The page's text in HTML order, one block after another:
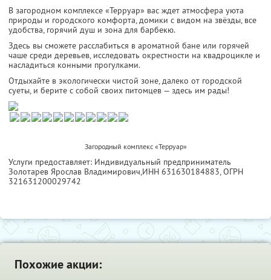
В загородном комплексе «Терруар» вас ждет атмосфера уюта
природы и городского комфорта, домики с видом на звёзды, все
удобства, горячий душ и зона для барбекю.
Здесь вы сможете расслабиться в ароматной бане или горячей
чаше среди деревьев, исследовать окрестности на квадроцикле и
насладиться конными прогулками.
Отдыхайте в экологически чистой зоне, далеко от городской
суеты, и берите с собой своих питомцев — здесь им рады!
Загородный комплекс «Терруар»
Услуги предоставляет: Индивидуальный предприниматель
Золотарев Ярослав Владимирович,ИНН 631630184883, ОГРН
321631200029742
Похожие акции: